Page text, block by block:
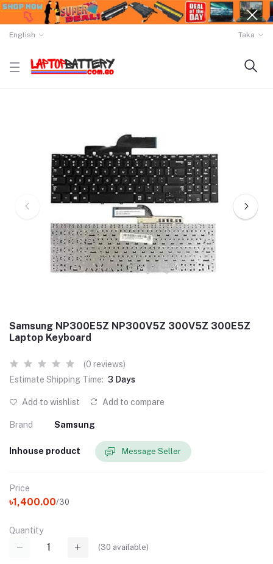
English Taka
Samsung NP300E5Z NP300V5Z 300V5Z 300E5Z
Laptop Keyboard
(0 reviews)
Estimate Shipping Time: 3 Days
Add to wishlist Add to compare
Brand Samsung
Inhouse product Message Seller
Price
৳1,400.00/30
Quantity
(30 available)